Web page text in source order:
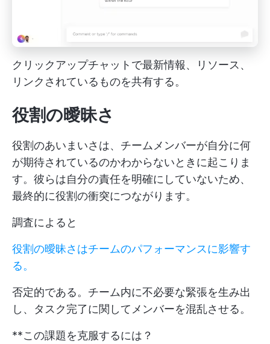
クリックアップチャットで最新情報、リソース、
リンクされているものを共有する。
役割の曖昧さ
役割のあいまいさは、チームメンバーが自分に何
が期待されているのかわからないときに起こりま
す。彼らは自分の責任を明確にしていないため、
最終的に役割の衝突につながります。
調査によると
役割の曖昧さはチームのパフォーマンスに影響す
る。
否定的である。チーム内に不必要な緊張を生み出
し、タスク完了に関してメンバーを混乱させる。
**この課題を克服するには？